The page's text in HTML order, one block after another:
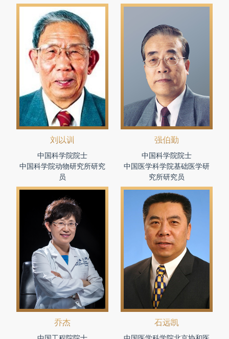
刘以训
中国科学院院士
中国科学院动物研究所研究
员
强伯勤
中国科学院院士
中国医学科学院基础医学研
究所研究员
乔杰 石远凯